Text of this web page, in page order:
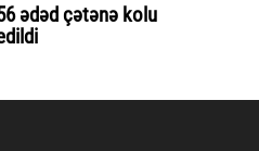
ədəd çətənə kolu